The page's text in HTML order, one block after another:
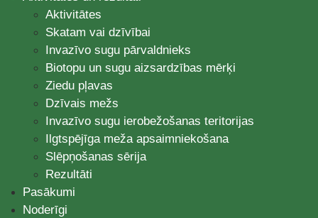
Aktivitātes
Skatam vai dzīvībai
Invazīvo sugu pārvaldnieks
Biotopu un sugu aizsardzības mērķi
Ziedu pļavas
Dzīvais mežs
Invazīvo sugu ierobežošanas teritorijas
Ilgtspējīga meža apsaimniekošana
Slēpņošanas sērija
Rezultāti
Pasākumi
Noderīgi